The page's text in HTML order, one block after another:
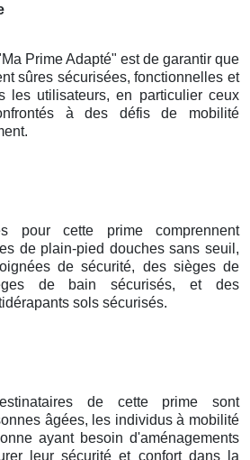
Prime Adapté" est de garantir que
sûres sécurisées, fonctionnelles et
les utilisateurs, en particulier ceux
à des défis de mobilité
pour cette prime comprennent
de plain-pied douches sans seuil,
de sécurité, des sièges de
de bain sécurisés, et des
sols sécurisés.
de cette prime sont
âgées, les individus à mobilité
ayant besoin d'aménagements
leur sécurité et confort dans la